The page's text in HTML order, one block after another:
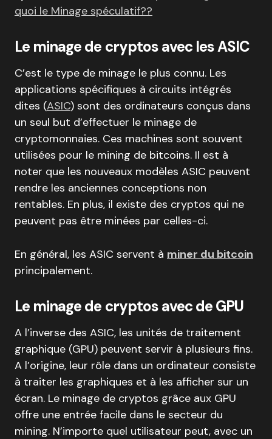
quoi le Minage spéculatif??
Le minage de cryptos avec les ASIC
C’est le type de minage le plus connu. Les
applications spécifiques à circuits intégrés
dites (ASIC) sont des ordinateurs conçus dans
un seul but d’effectuer le minage de
cryptomonnaies. Ces machines sont souvent
utilisées pour le mining de bitcoins. Il est à
noter que les nouveaux modèles ASIC peuvent
rendre les anciennes conceptions non
rentables. En plus, il existe des cryptos qui ne
peuvent pas être minées par celles-ci.
En général, les ASIC servent à miner du bitcoin
principalement.
Le minage de cryptos avec de GPU
A l’inverse des ASIC, les unités de traitement
graphique (GPU) peuvent servir à plusieurs fins.
A l’origine, leur rôle dans un ordinateur consiste
à traiter les graphiques et à les afficher sur un
écran. Le minage de cryptos grâce aux GPU
offre une entrée facile dans le secteur du
mining. N’importe quel utilisateur peut, avec un